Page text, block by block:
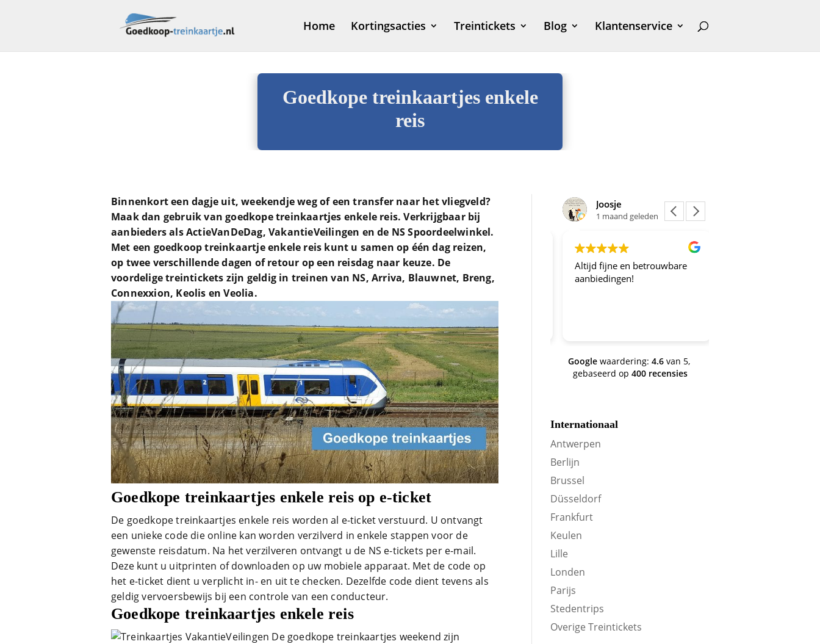
Home Kortingsacties Treintickets Blog Klantenservice
Goedkope treinkaartjes enkele
reis
Binnenkort een dagje uit, weekendje weg of een transfer naar het vliegveld?
Maak dan gebruik van goedkope treinkaartjes enkele reis. Verkrijgbaar bij
aanbieders als ActieVanDeDag, VakantieVeilingen en de NS Spoordeelwinkel.
Met een goedkoop treinkaartje enkele reis kunt u samen op één dag reizen,
op twee verschillende dagen of retour op een reisdag naar keuze. De
voordelige treintickets zijn geldig in treinen van NS, Arriva, Blauwnet, Breng,
Connexxion, Keolis en Veolia.
Goedkope treinkaartjes enkele reis op e-ticket
De goedkope treinkaartjes enkele reis worden al e-ticket verstuurd. U ontvangt
een unieke code die online kan worden verzilverd in enkele stappen voor de
gewenste reisdatum. Na het verzilveren ontvangt u de NS e-tickets per e-mail.
Deze kunt u uitprinten of downloaden op uw mobiele apparaat. Met de code op
het e-ticket dient u verplicht in- en uit te checken. Dezelfde code dient tevens als
geldig vervoersbewijs bij een controle van een conducteur.
Goedkope treinkaartjes enkele reis
De goedkope treinkaartjes weekend zijn
1 maand geleden
Dit is een site die ik altijd
bezoek in voorbereiding op
Corona bleven zij in de lucht.
Bravo en ga zo door! En nu
zijn we een aantal jaren
verder en nog steeds is dit de
site om je te oriënteren op
trein-voordeel!
Joosje
1 maand geleden
Altijd fijne en betrouwbare
aanbiedingen!
Google waardering: 4.6 van 5,
gebaseerd op400 recensies
Internationaal
Antwerpen
Berlijn
Brussel
Düsseldorf
Frankfurt
Keulen
Lille
Londen
Parijs
Stedentrips
Overige Treintickets